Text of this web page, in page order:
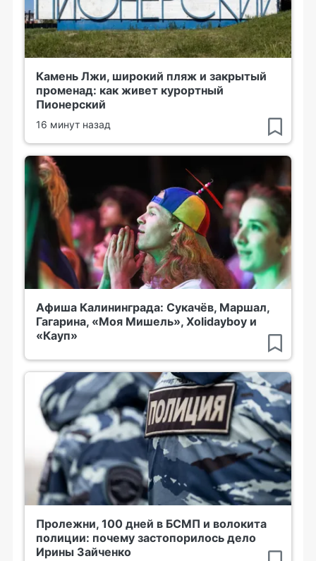
Камень Лжи, широкий пляж и закрытый
променад: как живет курортный
Пионерский
16 минут назад
Афиша Калининграда: Сукачёв, Маршал,
Гагарина, «Моя Мишель», Xolidayboy и
«Кауп»
Пролежни, 100 дней в БСМП и волокита
полиции: почему застопорилось дело
Ирины Зайченко